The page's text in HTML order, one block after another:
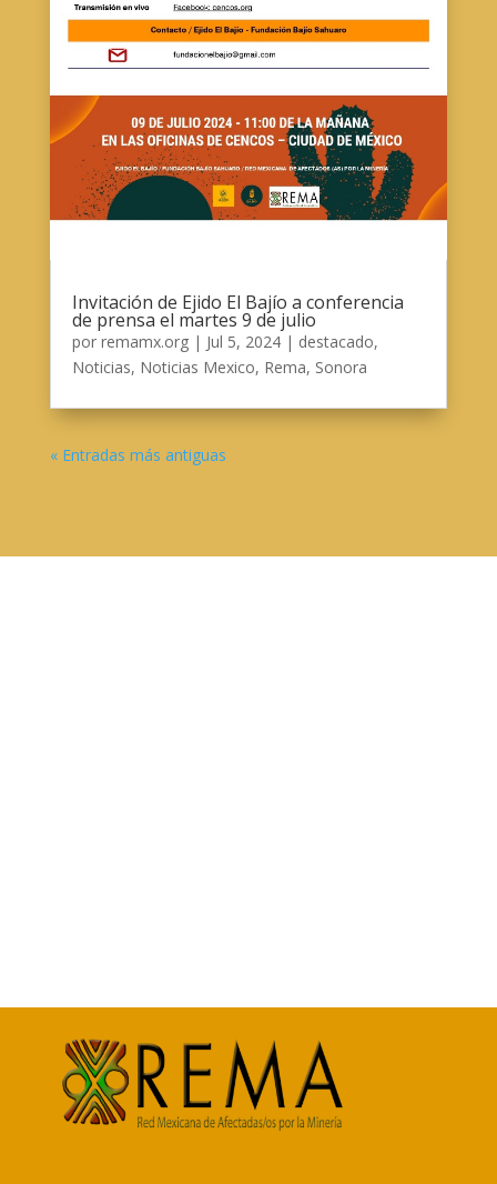
Invitación de Ejido El Bajío a conferencia
de prensa el martes 9 de julio
por remamx.org| Jul 5, 2024| destacado,
Noticias, Noticias Mexico, Rema, Sonora
« Entradas más antiguas